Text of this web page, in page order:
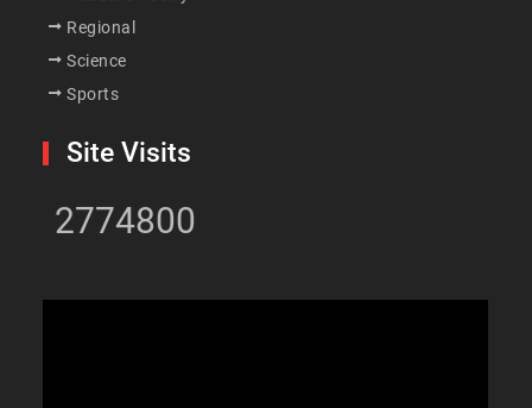
Regional
Science
Sports
Site Visits
2774800